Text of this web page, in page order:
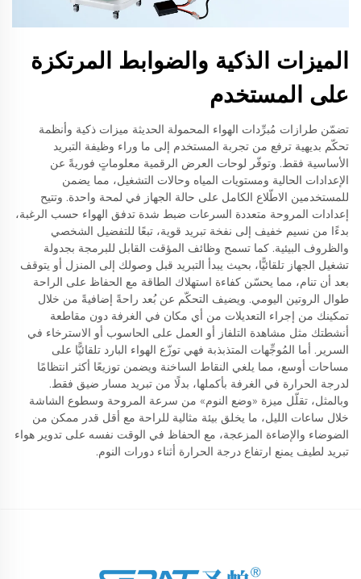
الميزات الذكية والضوابط المرتكزة
على المستخدم
تضمّن طرازات مُبرِّدات الهواء المحمولة الحديثة ميزات ذكية وأنظمة
تحكّم بديهية ترفع من تجربة المستخدم إلى ما وراء وظيفة التبريد
الأساسية فقط. وتوفّر لوحات العرض الرقمية معلوماتٍ فوريةً عن
الإعدادات الحالية ومستويات المياه وحالات التشغيل، مما يضمن
للمستخدمين الاطّلاع الكامل على حالة الجهاز في لمحة واحدة. وتتيح
إعدادات المروحة متعددة السرعات ضبط شدة تدفق الهواء حسب الرغبة،
بدءًا من نسيم خفيف إلى نفخة تبريد قوية، تبعًا للتفضيل الشخصي
والظروف البيئية. كما تسمح وظائف المؤقت القابل للبرمجة بجدولة
تشغيل الجهاز تلقائيًّا، بحيث يبدأ التبريد قبل وصولك إلى المنزل أو يتوقف
بعد أن تنام، مما يحسّن كفاءة استهلاك الطاقة مع الحفاظ على الراحة
طوال الروتين اليومي. ويضيف التحكّم عن بُعد راحةً إضافيةً من خلال
تمكينك من إجراء التعديلات من أي مكان في الغرفة دون مقاطعة
أنشطتك مثل مشاهدة التلفاز أو العمل على الحاسوب أو الاسترخاء في
السرير. أما المُوجِّهات المتذبذبة فهي توزّع الهواء البارد تلقائيًّا على
مساحات أوسع، مما يلغي النقاط الساخنة ويضمن توزيعًا أكثر انتظامًا
لدرجة الحرارة في الغرفة بأكملها، بدلًا من تبريد مسار ضيق فقط.
وبالمثل، تقلّل ميزة «وضع النوم» من سرعة المروحة وسطوع الشاشة
خلال ساعات الليل، ما يخلق بيئة مثالية للراحة مع أقل قدر ممكن من
الضوضاء والإضاءة المزعجة، مع الحفاظ في الوقت نفسه على تدوير هواء
تبريد لطيف يمنع ارتفاع درجة الحرارة أثناء دورات النوم.